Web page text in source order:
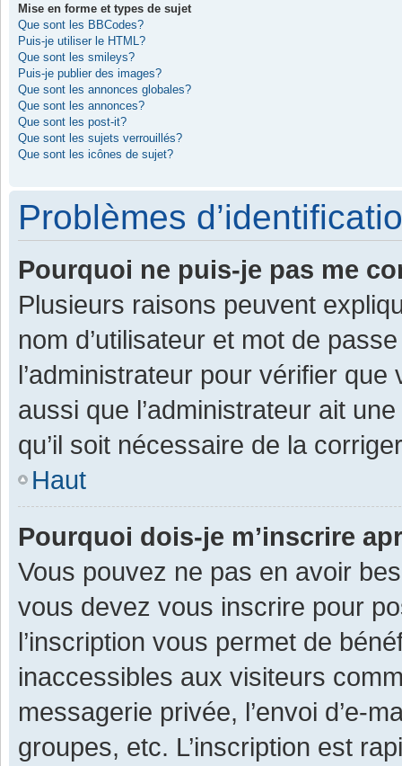
Mise en forme et types de sujet
Que sont les BBCodes?
Puis-je utiliser le HTML?
Que sont les smileys?
Puis-je publier des images?
Que sont les annonces globales?
Que sont les annonces?
Que sont les post-it?
Que sont les sujets verrouillés?
Que sont les icônes de sujet?
Problèmes
Pourquoi ne puis-je pas me
Plusieurs raisons peuvent
nom d’utilisateur et mot de
l’administrateur pour vérifier
aussi que l’administrateur ait
qu’il soit nécessaire de la
Haut
Pourquoi dois-je m’inscrire
Vous pouvez ne pas en avoir
vous devez vous inscrire pour
l’inscription vous permet de
inaccessibles aux visiteurs
messagerie privée, l’envoi d’e-
groupes, etc. L’inscription est